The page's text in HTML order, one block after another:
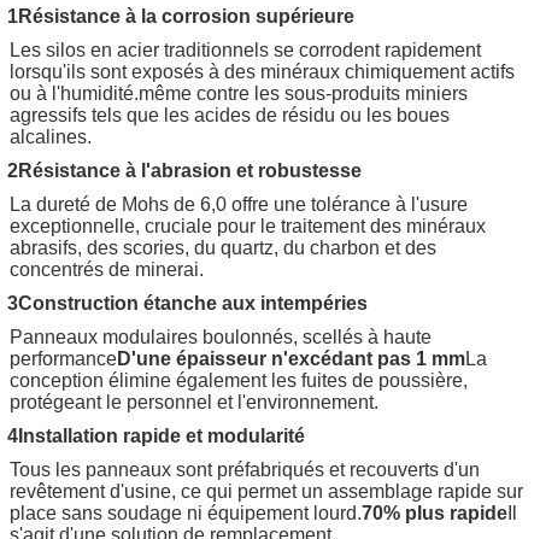
1Résistance à la corrosion supérieure
Les silos en acier traditionnels se corrodent rapidement
lorsqu'ils sont exposés à des minéraux chimiquement actifs
ou à l'humidité.même contre les sous-produits miniers
agressifs tels que les acides de résidu ou les boues
alcalines.
2Résistance à l'abrasion et robustesse
La dureté de Mohs de 6,0 offre une tolérance à l'usure
exceptionnelle, cruciale pour le traitement des minéraux
abrasifs, des scories, du quartz, du charbon et des
concentrés de minerai.
3Construction étanche aux intempéries
Panneaux modulaires boulonnés, scellés à haute
performanceD'une épaisseur n'excédant pas 1 mmLa
conception élimine également les fuites de poussière,
protégeant le personnel et l'environnement.
4Installation rapide et modularité
Tous les panneaux sont préfabriqués et recouverts d'un
revêtement d'usine, ce qui permet un assemblage rapide sur
place sans soudage ni équipement lourd.70% plus rapide
s'agit d'une solution de remplacement.